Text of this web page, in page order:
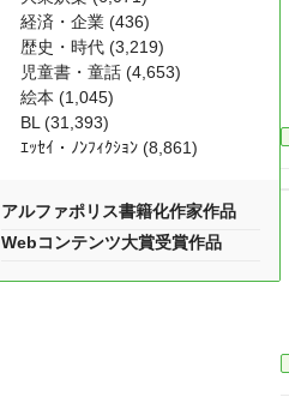
経済・企業 (436)
歴史・時代 (3,219)
児童書・童話 (4,653)
絵本 (1,045)
BL (31,393)
ｴｯｾｲ・ﾉﾝﾌｨｸｼｮﾝ (8,861)
アルファポリス書籍化作家作品
Webコンテンツ大賞受賞作品